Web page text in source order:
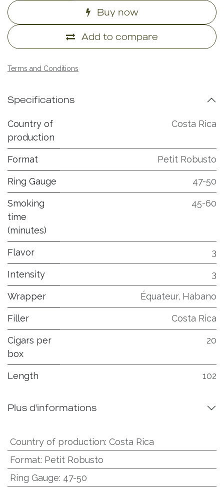
Buy now
Add to compare
Terms and Conditions
Specifications
Country of
production
Costa Rica
Format Petit Robusto
Ring Gauge 47-50
Smoking
time
(minutes)
45-60
Flavor 3
Intensity 3
Wrapper Équateur, Habano
Filler Costa Rica
Cigars per
box
20
Length 102
Plus d'informations
Country of production: Costa Rica
Format: Petit Robusto
Ring Gauge: 47-50